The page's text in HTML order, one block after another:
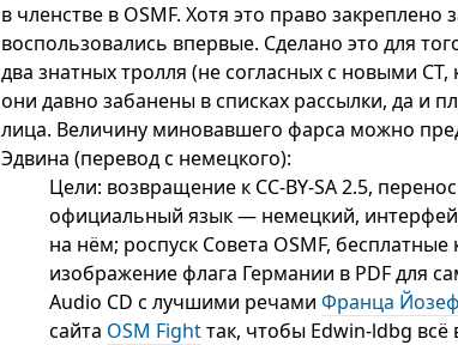
в членстве в OSMF. Хотя это право
воспользовались впервые. Сделано это для
два знатных тролля (не согласных с новыми
они давно забанены в списках рассылки, да и
лица. Величину миновавшего фарса можно
Эдвина (перевод с немецкого):
Цели: возвращение к CC-BY-SA 2.5,
официальный язык — немецкий,
на нём; роспуск Совета OSMF,
изображение флага Германии в PDF для
Audio CD с лучшими речами Франца
сайта OSM Fightтак, чтобы Edwin-ldbg